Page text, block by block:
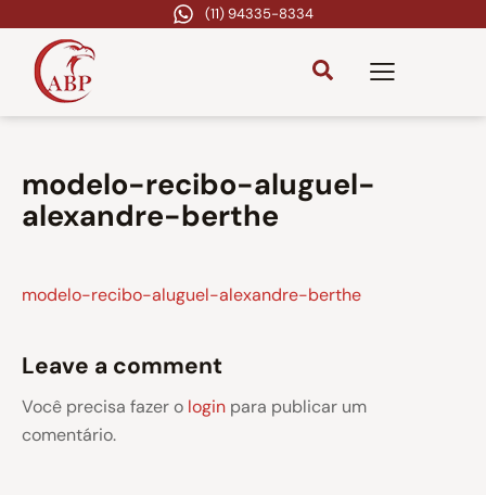
(11) 94335-8334
modelo-recibo-aluguel-
alexandre-berthe
modelo-recibo-aluguel-alexandre-berthe
Leave a comment
Você precisa fazer o login para publicar um
comentário.